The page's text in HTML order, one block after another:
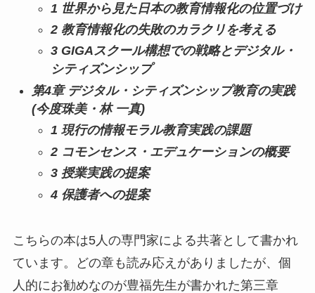
1 世界から見た日本の教育情報化の位置づけ
2 教育情報化の失敗のカラクリを考える
3 GIGAスクール構想での戦略とデジタル・
シティズンシップ
第4章 デジタル・シティズンシップ教育の実践
(今度珠美・林 一真)
1 現行の情報モラル教育実践の課題
2 コモンセンス・エデュケーションの概要
3 授業実践の提案
4 保護者への提案
こちらの本は5人の専門家による共著として書かれ
ています。どの章も読み応えがありましたが、個
人的にお勧めなのが豊福先生が書かれた第三章